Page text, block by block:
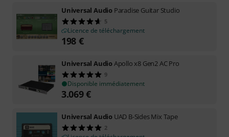
Universal Audio Paradise Guitar Studio
5
Licence de téléchargement
198 €
Universal AudioApollo x8 Gen2 AC Pro
9
Disponible immédiatement
3.069€
Universal Audio UAD B-Sides Mix Tape
2